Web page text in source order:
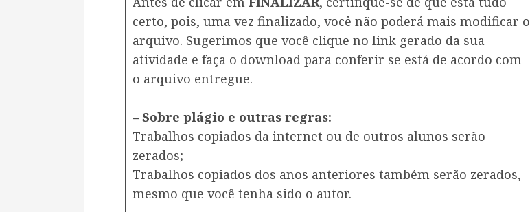
certo, pois, uma vez finalizado, você não poderá mais modificar o
arquivo. Sugerimos que você clique no link gerado da sua
atividade e faça o download para conferir se está de acordo com
o arquivo entregue.
– Sobre plágio e outras regras:
Trabalhos copiados da internet ou de outros alunos serão
zerados;
Trabalhos copiados dos anos anteriores também serão zerados,
mesmo que você tenha sido o autor.